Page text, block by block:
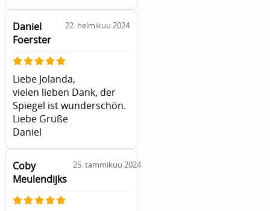
Daniel
Foerster
22. helmikuu 2024
Liebe Jolanda,
vielen lieben Dank, der
Spiegel ist wunderschön.
Liebe Grüße
Daniel
Coby
Meulendijks
25. tammikuu 2024